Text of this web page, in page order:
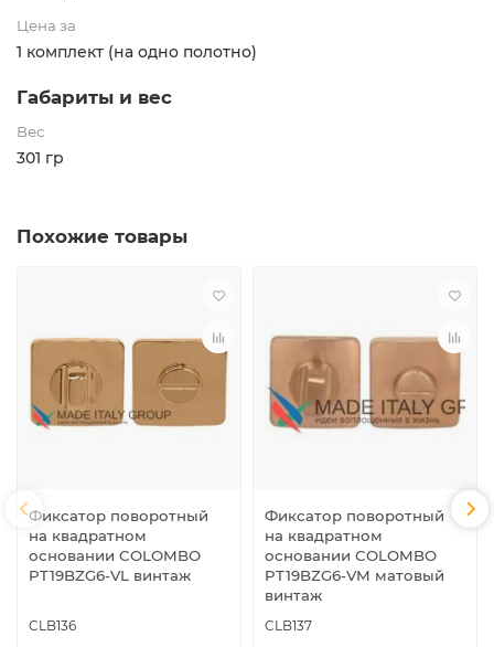
Цена за
1 комплект (на одно полотно)
Габариты и вес
Вес
301 гр
Похожие товары
Фиксатор поворотный
на квадратном
основании COLOMBO
PT19BZG6-VL винтаж
CLB136
Фиксатор поворотный
на квадратном
основании COLOMBO
PT19BZG6-VM матовый
винтаж
CLB137